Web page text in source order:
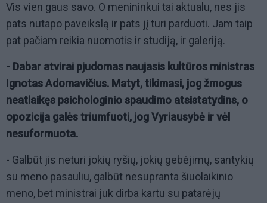
Vis vien gaus savo. O menininkui tai aktualu, nes jis
pats nutapo paveikslą ir pats jį turi parduoti. Jam taip
pat pačiam reikia nuomotis ir studiją, ir galeriją.
- Dabar atvirai pjudomas naujasis kultūros ministras
Ignotas Adomavičius. Matyt, tikimasi, jog žmogus
neatlaikęs psichologinio spaudimo atsistatydins, o
opozicija galės triumfuoti, jog Vyriausybė ir vėl
nesuformuota.
- Galbūt jis neturi jokių ryšių, jokių gebėjimų, santykių
su meno pasauliu, galbūt nesupranta šiuolaikinio
meno, bet ministrai juk dirba kartu su patarėjų